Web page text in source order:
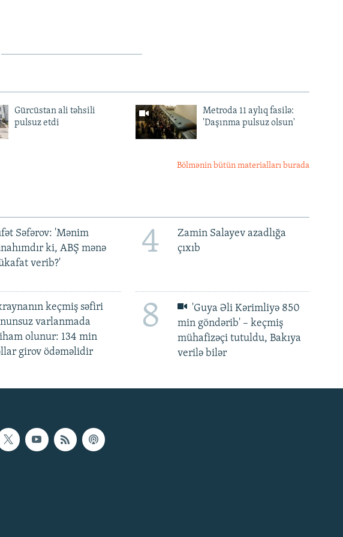
Gürcüstan ali təhsili
pulsuz etdi
Metroda 11 aylıq fasilə:
'Daşınma pulsuz olsun'
Bölmənin bütün materialları burada
Səfərov: 'Mənim
ki, ABŞ mənə
verib?'
4
Zamin Salayev azadlığa
çıxıb
keçmiş səfiri
varlanmada
olunur: 134 min
girov ödəməlidir
8
'Guya Əli Kərimliyə 850
min göndərib' – keçmiş
mühafizəçi tutuldu, Bakıya
verilə bilər